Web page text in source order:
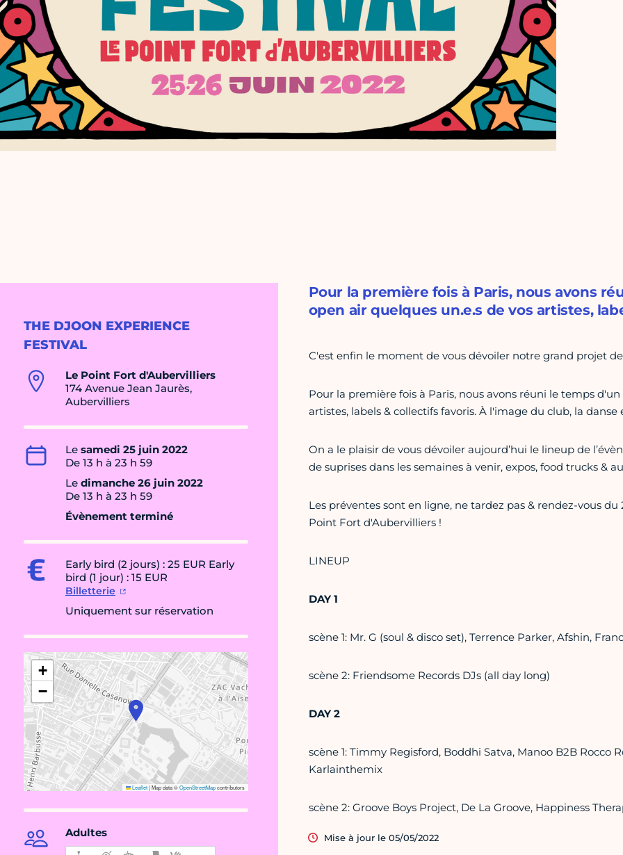
THE DJOON EXPERIENCE
FESTIVAL
Le Point Fort d'Aubervilliers
174 Avenue Jean Jaurès,
Aubervilliers
Le samedi 25 juin 2022
De 13 h à 23 h 59
Le dimanche 26 juin 2022
De 13 h à 23 h 59
Évènement terminé
Early bird (2 jours) : 25 EUR Early
bird (1 jour) : 15 EUR
Billetterie
Uniquement sur réservation
+
−
Leaflet|Map data ©OpenStreetMapcontributors
Adultes
Pour la première fois à Paris, nous avons
open air quelques un.e.s de vos artistes,
C'est enfin le moment de vous dévoiler notre grand projet
Pour la première fois à Paris, nous avons réuni le temps
artistes, labels & collectifs favoris. À l'image du club, la
On a le plaisir de vous dévoiler aujourd’hui le lineup de
de suprises dans les semaines à venir, expos, food trucks &
Les préventes sont en ligne, ne tardez pas & rendez-vous
Point Fort d'Aubervilliers !
LINEUP
DAY 1
scène 1: Mr. G (soul & disco set), Terrence Parker, Afshin,
scène 2: Friendsome Records DJs (all day long)
DAY 2
scène 1: Timmy Regisford, Boddhi Satva, Manoo B2B Rocco
Karlainthemix
scène 2: Groove Boys Project, De La Groove, Happiness
Mise à jour le 05/05/2022